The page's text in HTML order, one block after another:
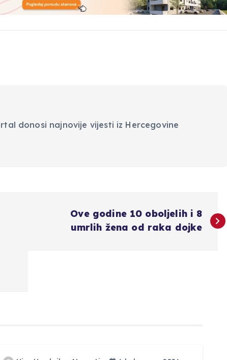
donosi najnovije vijesti iz Hercegovine
Ove godine 10 oboljelih i 8
umrlih žena od raka dojke